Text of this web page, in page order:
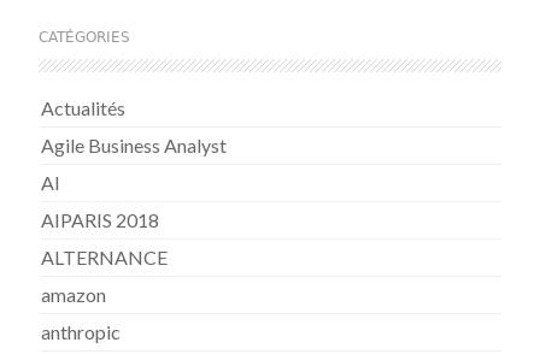
CATÉGORIES
Actualités
Agile Business Analyst
AI
AIPARIS 2018
ALTERNANCE
amazon
anthropic